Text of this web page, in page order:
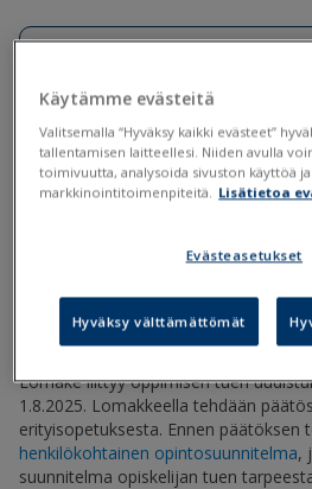
Päivitetty 2.2.2026
Erityisopetuksen-
Päivitetty 2.2.2026
Miten lomake ladataan Primukseen?
Lomake liittyy oppimisen tuen
1.8.2025. Lomakkeella tehdään
erityisopetuksesta. Ennen päätöksen
henkilökohtainen opintosuunnitelma,
suunnitelma opiskelijan tuen
Käytämme evästeitä
Valitsemalla “Hyväksy kaikki evästeet”
tallentamisen laitteellesi. Niiden avulla
toimivuutta, analysoida sivuston käyttöä
markkinointitoimenpiteitä. Lisätietoa
Evästeasetukset
Hyväksy välttämättömät